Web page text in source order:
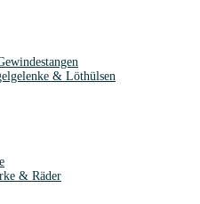
& Löthülsen
& Räder